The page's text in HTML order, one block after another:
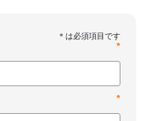
*
*